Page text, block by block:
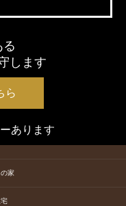
します
ら
あります
家